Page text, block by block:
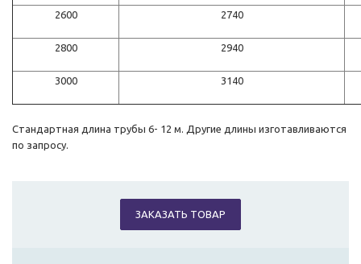
2600 2740
2800 2940
3000 3140
Стандартная длина трубы 6- 12 м. Другие длины изготавливаются
по запросу.
ЗАКАЗАТЬ ТОВАР